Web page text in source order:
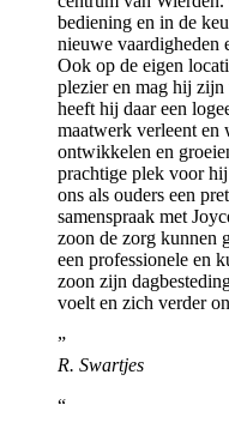
bediening en in de
nieuwe vaardigheden
Ook op de eigen
plezier en mag hij
heeft hij daar een
maatwerk verleent en
ontwikkelen en
prachtige plek voor
ons als ouders een
samenspraak met
zoon de zorg kunnen
een professionele en
zoon zijn
voelt en zich verder
R. Swartjes